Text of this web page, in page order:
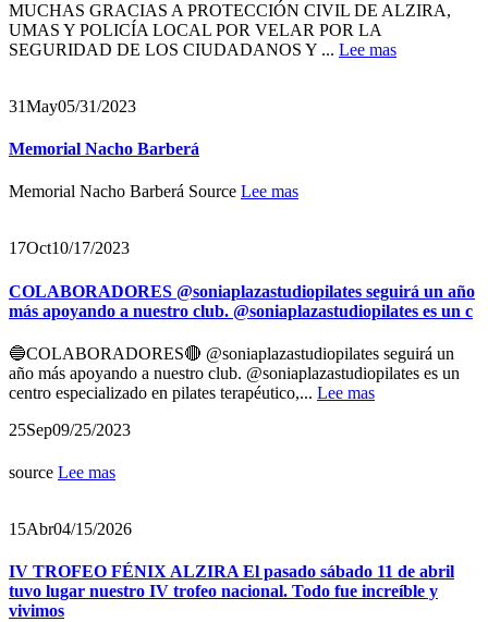
MUCHAS GRACIAS A PROTECCIÓN CIVIL DE ALZIRA,
UMAS Y POLICÍA LOCAL POR VELAR POR LA
SEGURIDAD DE LOS CIUDADANOS Y ... Lee mas
31May05/31/2023
Memorial Nacho Barberá
Memorial Nacho Barberá Source Lee mas
17Oct10/17/2023
COLABORADORES @soniaplazastudiopilates seguirá un año
más apoyando a nuestro club. @soniaplazastudiopilates es un c
🔵COLABORADORES🔴 @soniaplazastudiopilates seguirá un
año más apoyando a nuestro club. @soniaplazastudiopilates es un
centro especializado en pilates terapéutico,... Lee mas
25Sep09/25/2023
source Lee mas
15Abr04/15/2026
IV TROFEO FÉNIX ALZIRA El pasado sábado 11 de abril
tuvo lugar nuestro IV trofeo nacional. Todo fue increíble y
vivimos